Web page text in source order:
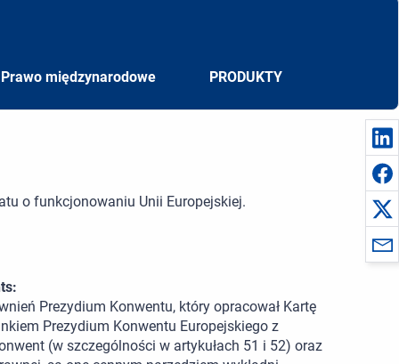
Prawo międzynarodowe PRODUKTY
o funkcjonowaniu Unii Europejskiej.
Prezydium Konwentu, który opracował Kartę
Prezydium Konwentu Europejskiego z
(w szczególności w artykułach 51 i 52) oraz